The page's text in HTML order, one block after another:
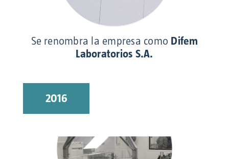
Se renombra la empresa como Difem
Laboratorios S.A.
2016